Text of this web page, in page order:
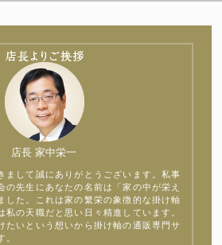
店長 家中栄一
まして誠にありがとうございます。私事
の先生にあなたの名前は「家の中が栄え
した。これは家の繁栄の象徴的な掛け軸
私の天職だと思い日々精進しています。
たいという想いから掛け軸の通販専門サ
。